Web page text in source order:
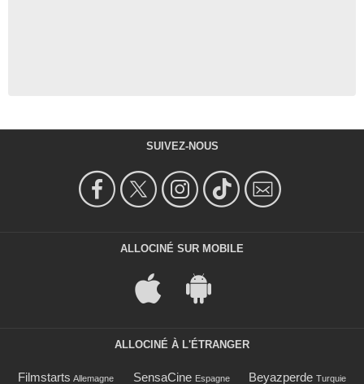
SUIVEZ-NOUS
ALLOCINÉ SUR MOBILE
ALLOCINÉ À L'ÉTRANGER
Filmstarts Allemagne SensaCine Espagne Beyazperde Turquie